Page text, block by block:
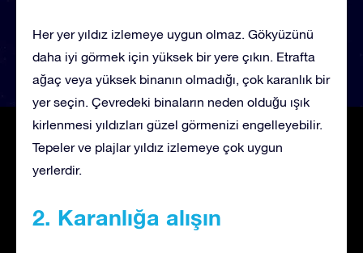
Her yer yıldız izlemeye uygun olmaz. Gökyüzünü
daha iyi görmek için yüksek bir yere çıkın. Etrafta
ağaç veya yüksek binanın olmadığı, çok karanlık bir
yer seçin. Çevredeki binaların neden olduğu ışık
kirlenmesi yıldızları güzel görmenizi engelleyebilir.
Tepeler ve plajlar yıldız izlemeye çok uygun
yerlerdir.
2. Karanlığa alışın